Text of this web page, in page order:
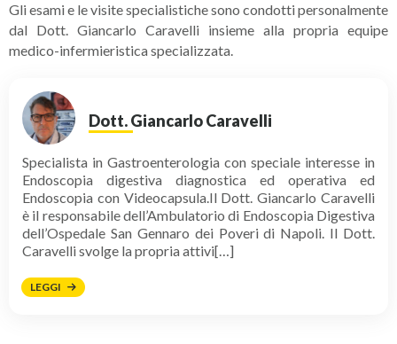
Gli esami e le visite specialistiche sono condotti personalmente
dal Dott. Giancarlo Caravelli insieme alla propria equipe
medico-infermieristica specializzata.
Dott. Giancarlo Caravelli
Specialista in Gastroenterologia con speciale interesse in
Endoscopia digestiva diagnostica ed operativa ed
Endoscopia con Videocapsula.Il Dott. Giancarlo Caravelli
è il responsabile dell’Ambulatorio di Endoscopia Digestiva
dell’Ospedale San Gennaro dei Poveri di Napoli. Il Dott.
Caravelli svolge la propria attivi[…]
LEGGI